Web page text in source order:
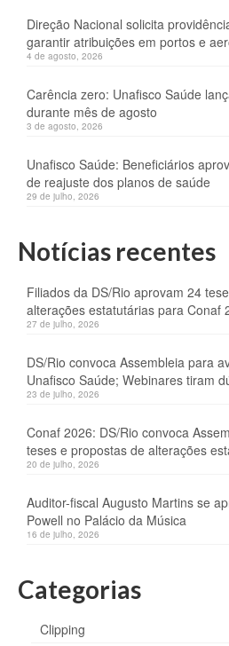
Direção Nacional solicita
garantir atribuições em portos e
4 de agosto, 2026
Carência zero: Unafisco Saúde
durante mês de agosto
3 de agosto, 2026
Unafisco Saúde: Beneficiários
de reajuste dos planos de saúde
29 de julho, 2026
Notícias recentes
Filiados da DS/Rio aprovam 24
alterações estatutárias para Conaf
27 de julho, 2026
DS/Rio convoca Assembleia para
Unafisco Saúde; Webinares tiram
23 de julho, 2026
Conaf 2026: DS/Rio convoca
teses e propostas de alterações
20 de julho, 2026
Auditor-fiscal Augusto Martins se
Powell no Palácio da Música
16 de julho, 2026
Categorias
Clipping